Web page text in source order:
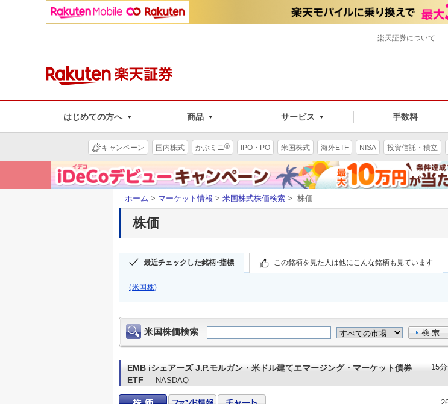
はじめての方へ 商品 サービス 手数料
楽天証券について
キャンペーン 国内株式 かぶミニ® IPO・PO 米国株式 海外ETF NISA 投資信託・積立
ホーム > マーケット情報 > 米国株式株価検索 > 株価
株価
最近チェックした銘柄･指標 この銘柄を見た人は他にこんな銘柄も見ています
(米国株)